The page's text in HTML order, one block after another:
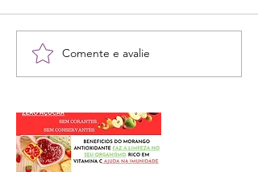
Comente e avalie